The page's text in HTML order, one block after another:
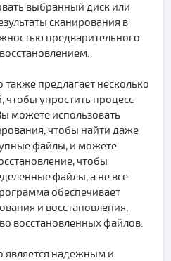
выбранный диск или
сканирования в
предварительного
предлагает несколько
упростить процесс
можете использовать
чтобы найти даже
файлы, и можете
чтобы
файлы, а не все
обеспечивает
и восстановления,
восстановленных файлов.
является надежным и